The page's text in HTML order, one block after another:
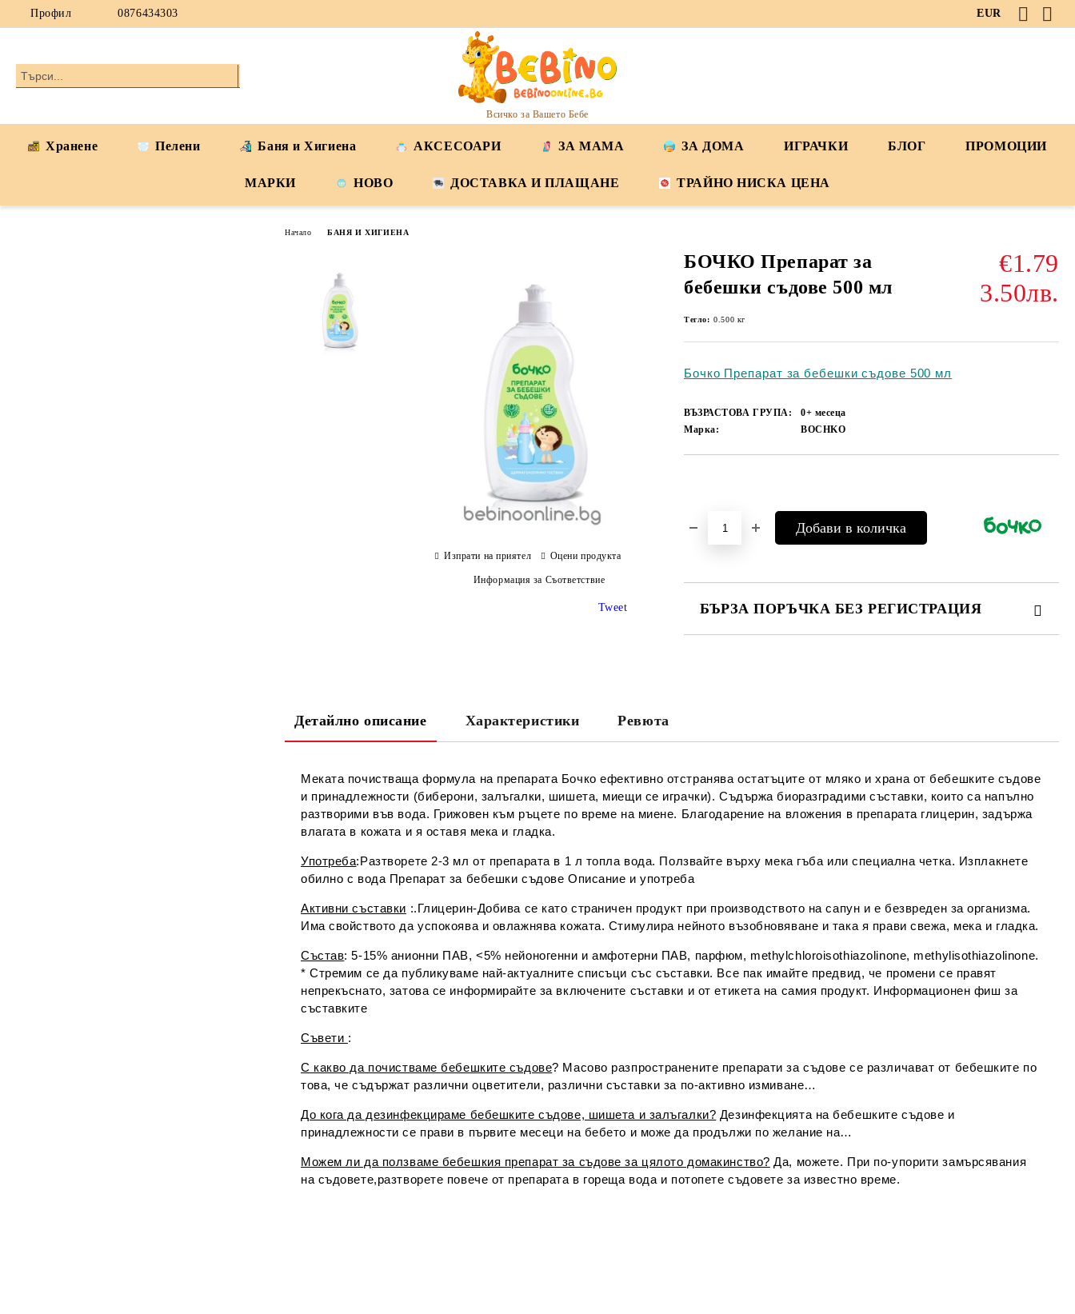
Профил 0876434303 EUR
Всичко за Вашето Бебе
Хранене Пелени Баня и Хигиена АКСЕСОАРИ ЗА МАМА ЗА ДОМА ИГРАЧКИ БЛОГ ПРОМОЦИИ
МАРКИ НОВО ДОСТАВКА И ПЛАЩАНЕ ТРАЙНО НИСКА ЦЕНА
Начало БАНЯ И ХИГИЕНА
БОЧКО Препарат за
бебешки съдове 500 мл
€1.79
3.50лв.
Тегло: 0.500 кг
Бочко Препарат за бебешки съдове 500 мл
ВЪЗРАСТОВА ГРУПА:
0+ месеца
Марка:
BOCHKO
БЪРЗА ПОРЪЧКА БЕЗ РЕГИСТРАЦИЯ
данни
Изпрати на приятел Оцени продукта
Информация за Съответствие
Tweet
Детайлно описание Характеристики Ревюта
Меката почистваща формула на препарата Бочко ефективно отстранява остатъците от мляко и храна от бебешките съдове
и принадлежности (биберони, залъгалки, шишета, миещи се играчки). Съдържа биоразградими съставки, които са напълно
разтворими във вода. Грижовен към ръцете по време на миене. Благодарение на вложения в препарата глицерин, задържа
влагата в кожата и я оставя мека и гладка.
Употреба:Разтворете 2-3 мл от препарата в 1 л топла вода. Ползвайте върху мека гъба или специална четка. Изплакнете
обилно с вода Препарат за бебешки съдове Описание и употреба
Активни съставки :.Глицерин-Добива се като страничен продукт при производството на сапун и е безвреден за организма.
Има свойството да успокоява и овлажнява кожата. Стимулира нейното възобновяване и така я прави свежа, мека и гладка.
Състав: 5-15% анионни ПАВ, <5% нейоногенни и амфотерни ПАВ, парфюм, methylchloroisothiazolinone, methylisothiazolinone.
* Стремим се да публикуваме най-актуалните списъци със съставки. Все пак имайте предвид, че промени се правят
непрекъснато, затова се информирайте за включените съставки и от етикета на самия продукт. Информационен фиш за
съставките
Съвети :
С какво да почистваме бебешките съдове? Масово разпространените препарати за съдове се различават от бебешките по
това, че съдържат различни оцветители, различни съставки за по-активно измиване…
До кога да дезинфекцираме бебешките съдове, шишета и залъгалки? Дезинфекцията на бебешките съдове и
принадлежности се прави в първите месеци на бебето и може да продължи по желание на…
Можем ли да ползваме бебешкия препарат за съдове за цялото домакинство? Да, можете. При по-упорити замърсявания
на съдовете,разтворете повече от препарата в гореща вода и потопете съдовете за известно време.